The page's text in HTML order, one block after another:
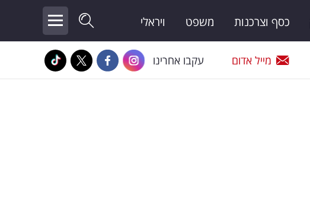
כסף וצרכנות משפט ויראלי
מייל אדום עקבו אחרינו